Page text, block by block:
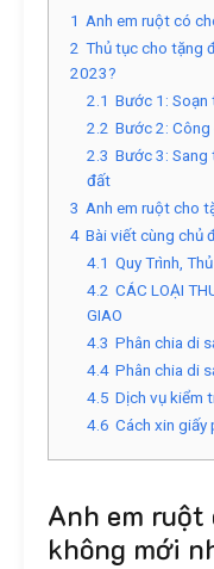
1 Anh em ruột có
2 Thủ tục cho tặng
2023?
2.1 Bước 1:
2.2 Bước 2:
2.3 Bước 3: Sang
đất
3 Anh em ruột cho
4 Bài viết cùng chủ
4.1 Quy Trình,
4.2 CÁC LOẠI
GIAO
4.3 Phân chia di
4.4 Phân chia di
4.5 Dịch vụ kiểm
4.6 Cách xin giấy
Anh em
không mới